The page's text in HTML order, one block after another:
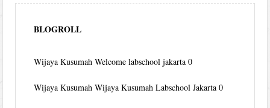
BLOGROLL
Wijaya Kusumah Welcome labschool jakarta 0
Wijaya Kusumah Wijaya Kusumah Labschool Jakarta 0